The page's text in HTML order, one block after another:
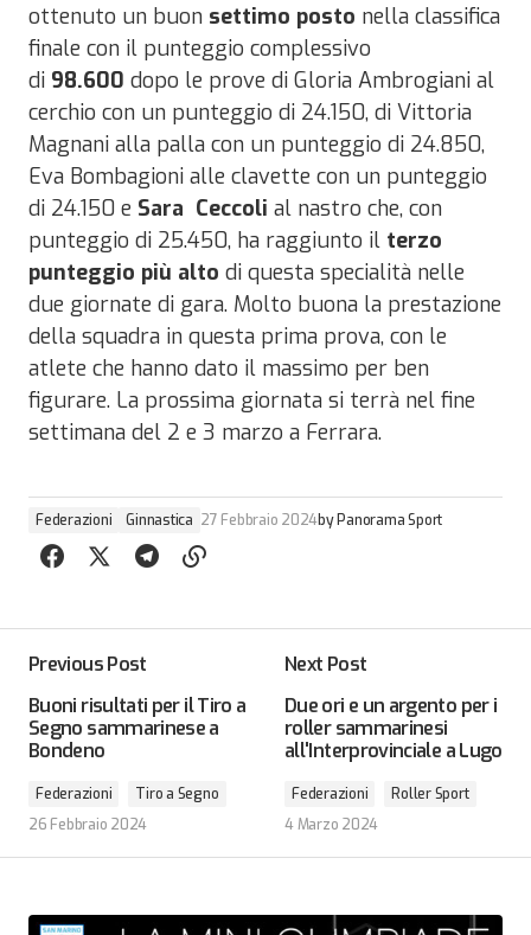
ottenuto un buon settimo posto nella classifica
finale con il punteggio complessivo
di 98.600 dopo le prove di Gloria Ambrogiani al
cerchio con un punteggio di 24.150, di Vittoria
Magnani alla palla con un punteggio di 24.850,
Eva Bombagioni alle clavette con un punteggio
di 24.150 e Sara Ceccoli al nastro che, con
punteggio di 25.450, ha raggiunto il terzo
punteggio più alto di questa specialità nelle
due giornate di gara. Molto buona la prestazione
della squadra in questa prima prova, con le
atlete che hanno dato il massimo per ben
figurare. La prossima giornata si terrà nel fine
settimana del 2 e 3 marzo a Ferrara.
Federazioni Ginnastica 27 Febbraio 2024byPanorama Sport
Previous Post
Buoni risultati per il Tiro a
Segno sammarinese a
Bondeno
Federazioni
Tiro a Segno
26 Febbraio 2024
Next Post
Due ori e un argento per i
roller sammarinesi
all'Interprovinciale a Lugo
Federazioni
Roller Sport
4 Marzo 2024